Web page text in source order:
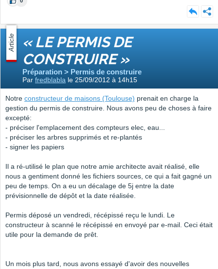
Article « LE PERMIS DE
CONSTRUIRE »
Préparation > Permis de construire
Par fredblabla le 25/09/2012 à 14h15
Notre constructeur de maisons (Toulouse) prenait en charge la
gestion du permis de construire. Nous avons peu de choses à faire
excepté:
- préciser l'emplacement des compteurs elec, eau...
- préciser les arbres supprimés et re-plantés
- signer les papiers
Il a ré-utilisé le plan que notre amie architecte avait réalisé, elle
nous a gentiment donné les fichiers sources, ce qui a fait gagné un
peu de temps. On a eu un décalage de 5j entre la date
prévisionnelle de dépôt et la date réalisée.
Permis déposé un vendredi, récépissé reçu le lundi. Le
constructeur à scanné le récépissé en envoyé par e-mail. Ceci était
utile pour la demande de prêt.
Un mois plus tard, nous avons essayé d'avoir des nouvelles